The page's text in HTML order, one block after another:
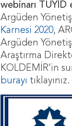
webinarı
Argüden
Karnesi 2020,
Argüden
Araştırma
KOLDEMİR’in
burayı tıklayınız.